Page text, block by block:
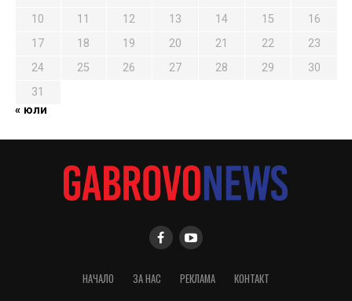
10
11 12 13 14 15
16
17
18 19 20 21 22
23
24
25 26 27 28 29
30
31
« юли
НАЧАЛО ЗА НАС РЕКЛАМА КОНТАКТ